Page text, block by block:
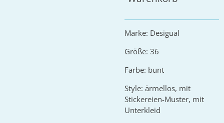
Marke: Desigual
Größe: 36
Farbe: bunt
Style: ärmellos, mit
Stickereien-Muster, mit
Unterkleid